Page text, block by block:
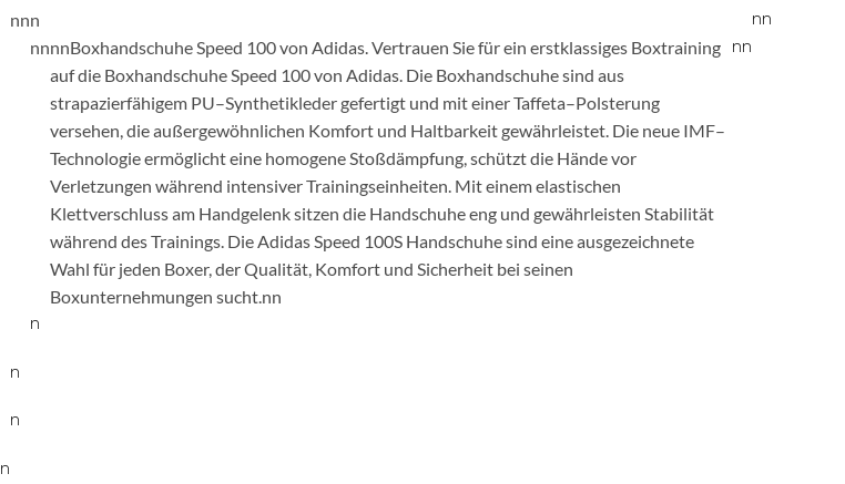
nnn
nnnnBoxhandschuhe Speed 100 von Adidas. Vertrauen Sie für ein erstklassiges Boxtraining
auf die Boxhandschuhe Speed 100 von Adidas. Die Boxhandschuhe sind aus
strapazierfähigem PU–Synthetikleder gefertigt und mit einer Taffeta–Polsterung
versehen, die außergewöhnlichen Komfort und Haltbarkeit gewährleistet. Die neue IMF–
Technologie ermöglicht eine homogene Stoßdämpfung, schützt die Hände vor
Verletzungen während intensiver Trainingseinheiten. Mit einem elastischen
Klettverschluss am Handgelenk sitzen die Handschuhe eng und gewährleisten Stabilität
während des Trainings. Die Adidas Speed 100S Handschuhe sind eine ausgezeichnete
Wahl für jeden Boxer, der Qualität, Komfort und Sicherheit bei seinen
Boxunternehmungen sucht.nn
nn
n
nn
n
n
n